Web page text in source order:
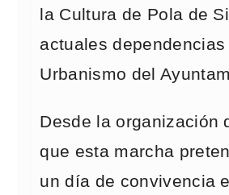
la Cultura de Pola de
actuales dependencias
Urbanismo del
Desde la organización
que esta marcha
un día de convivencia